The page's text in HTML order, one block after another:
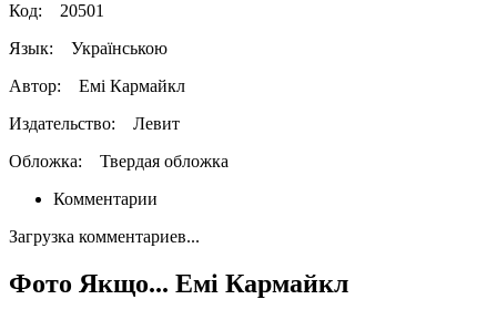
Код: 20501
Язык: Українською
Автор:
Емі Кармайкл
Издательство:
Левит
Обложка: Твердая обложка
Комментарии
Загрузка комментариев...
Фото Якщо... Емі Кармайкл